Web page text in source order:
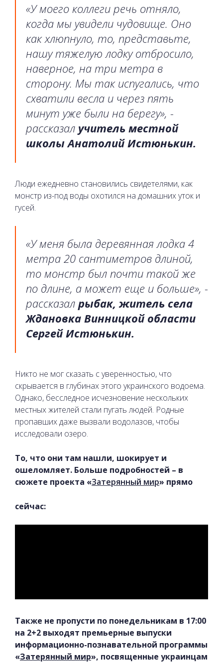
«У моего коллеги речь отняло,
когда мы увидели чудовище. Оно
как хлюпнуло, то, представьте,
нашу тяжелую лодку отбросило,
наверное, на три метра в
сторону. Мы так испугались, что
схватили весла и через пять
минут уже были на берегу», -
рассказал учитель местной
школы Анатолий Истюнькин.
Люди ежедневно становились свидетелями, как
монстр из-под воды охотился на домашних уток и
гусей.
«У меня была деревянная лодка 4
метра 20 сантиметров длиной,
то монстр был почти такой же
по длине, а может еще и больше», -
рассказал рыбак, житель села
Ждановка Винницкой области
Сергей Истюнькин.
Никто не мог сказать с уверенностью, что
скрывается в глубинах этого украинского водоема.
Однако, бесследное исчезновение нескольких
местных жителей стали пугать людей. Родные
пропавших даже вызвали водолазов, чтобы
исследовали озеро.
То, что они там нашли, шокирует и
ошеломляет. Больше подробностей – в
сюжете проекта «Затерянный мир» прямо
сейчас:
Также не пропусти по понедельникам в 17:00
на 2+2 выходят премьерные выпуски
информационно-познавательной программы
«Затерянный мир», посвященные украинцам